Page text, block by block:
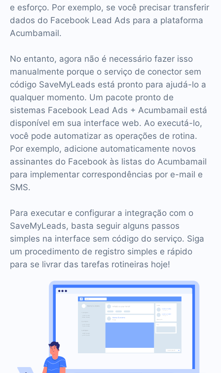
e esforço. Por exemplo, se você precisar transferir
dados do Facebook Lead Ads para a plataforma
Acumbamail.
No entanto, agora não é necessário fazer isso
manualmente porque o serviço de conector sem
código SaveMyLeads está pronto para ajudá-lo a
qualquer momento. Um pacote pronto de
sistemas Facebook Lead Ads + Acumbamail está
disponível em sua interface web. Ao executá-lo,
você pode automatizar as operações de rotina.
Por exemplo, adicione automaticamente novos
assinantes do Facebook às listas do Acumbamail
para implementar correspondências por e-mail e
SMS.
Para executar e configurar a integração com o
SaveMyLeads, basta seguir alguns passos
simples na interface sem código do serviço. Siga
um procedimento de registro simples e rápido
para se livrar das tarefas rotineiras hoje!